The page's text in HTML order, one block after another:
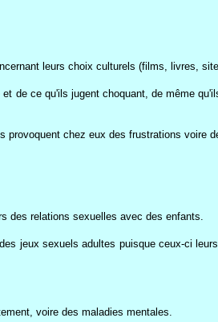
leurs choix culturels (films, livres,
de ce qu'ils jugent choquant, de même
chez eux des frustrations voire
des relations sexuelles avec des enfants.
jeux sexuels adultes puisque ceux-ci
voire des maladies mentales.